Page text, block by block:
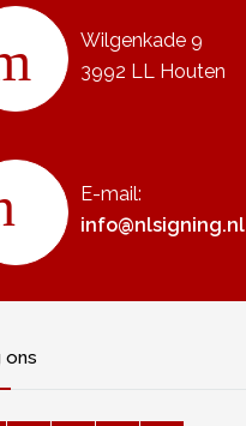
Wilgenkade 9
3992 LL Houten
E-mail:
info@nlsigning.nl
ons